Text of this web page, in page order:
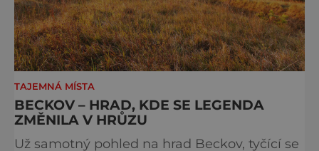
TAJEMNÁ MÍSTA
BECKOV – HRAD, KDE SE LEGENDA
ZMĚNILA V HRŮZU
Už samotný pohled na hrad Beckov, tyčící se